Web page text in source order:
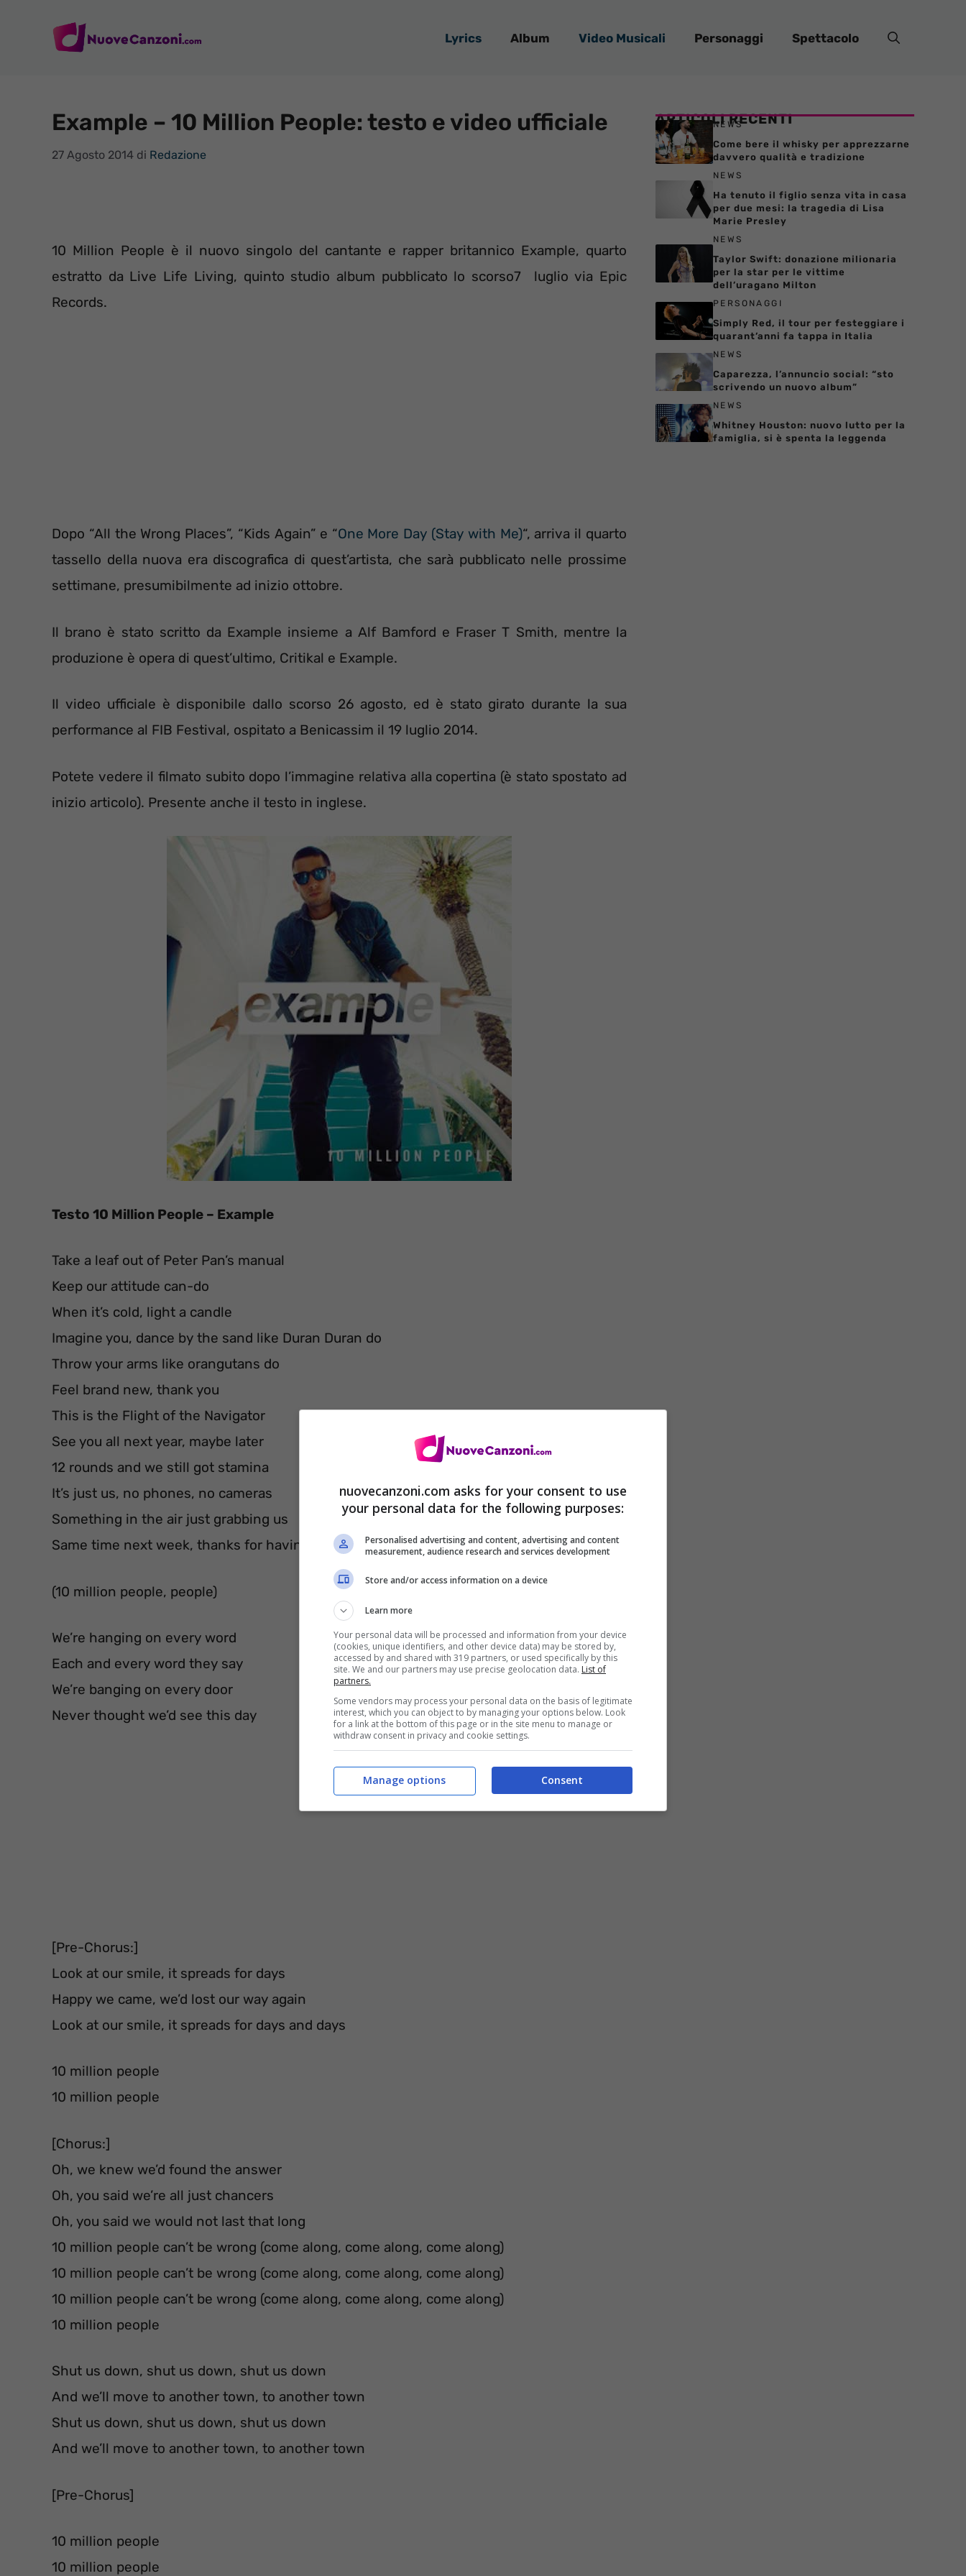
Lyrics Album Video Musicali Personaggi Spettacolo
Example – 10 Million People: testo e video ufficiale
27 Agosto 2014 di Redazione
10 Million People è il nuovo singolo del cantante e rapper britannico Example, quarto
estratto da Live Life Living, quinto studio album pubblicato lo scorso7 luglio via Epic
Records.
Dopo “All the Wrong Places”, “Kids Again” e “One More Day (Stay with Me)“, arriva il quarto
tassello della nuova era discografica di quest’artista, che sarà pubblicato nelle prossime
settimane, presumibilmente ad inizio ottobre.
Il brano è stato scritto da Example insieme a Alf Bamford e Fraser T Smith, mentre la
produzione è opera di quest’ultimo, Critikal e Example.
Il video ufficiale è disponibile dallo scorso 26 agosto, ed è stato girato durante la sua
performance al FIB Festival, ospitato a Benicassim il 19 luglio 2014.
Potete vedere il filmato subito dopo l’immagine relativa alla copertina (è stato spostato ad
inizio articolo). Presente anche il testo in inglese.
Testo 10 Million People – Example
Take a leaf out of Peter Pan’s manual
Keep our attitude can-do
When it’s cold, light a candle
Imagine you, dance by the sand like Duran Duran do
Throw your arms like orangutans do
Feel brand new, thank you
This is the Flight of the Navigator
See you all next year, maybe later
12 rounds and we still got stamina
It’s just us, no phones, no cameras
Something in the air just grabbing us
Same time next week, thanks for having us
(10 million people, people)
We’re hanging on every word
Each and every word they say
We’re banging on every door
Never thought we’d see this day
[Pre-Chorus:]
Look at our smile, it spreads for days
Happy we came, we’d lost our way again
Look at our smile, it spreads for days and days
10 million people
10 million people
[Chorus:]
Oh, we knew we’d found the answer
Oh, you said we’re all just chancers
Oh, you said we would not last that long
10 million people can’t be wrong (come along, come along, come along)
10 million people can’t be wrong (come along, come along, come along)
10 million people can’t be wrong (come along, come along, come along)
10 million people
Shut us down, shut us down, shut us down
And we’ll move to another town, to another town
Shut us down, shut us down, shut us down
And we’ll move to another town, to another town
[Pre-Chorus]
10 million people
10 million people
ARTICOLI RECENTI
NEWS
Come bere il whisky per apprezzarne
davvero qualità e tradizione
NEWS
Ha tenuto il figlio senza vita in casa
per due mesi: la tragedia di Lisa
Marie Presley
NEWS
Taylor Swift: donazione milionaria
per la star per le vittime
dell’uragano Milton
PERSONAGGI
Simply Red, il tour per festeggiare i
quarant’anni fa tappa in Italia
NEWS
Caparezza, l’annuncio social: “sto
scrivendo un nuovo album”
NEWS
Whitney Houston: nuovo lutto per la
famiglia, si è spenta la leggenda
nuovecanzoni.com asks for your consent to use
your personal data for the following purposes:
Personalised advertising and content, advertising and content
measurement, audience research and services development
Store and/or access information on a device
Learn more
Your personal data will be processed and information from your device
(cookies, unique identifiers, and other device data) may be stored by,
accessed by and shared with 319 partners, or used specifically by this
site. We and our partners may use precise geolocation data. List of
partners.
Some vendors may process your personal data on the basis of legitimate
interest, which you can object to by managing your options below. Look
for a link at the bottom of this page or in the site menu to manage or
withdraw consent in privacy and cookie settings.
Consent
Manage options